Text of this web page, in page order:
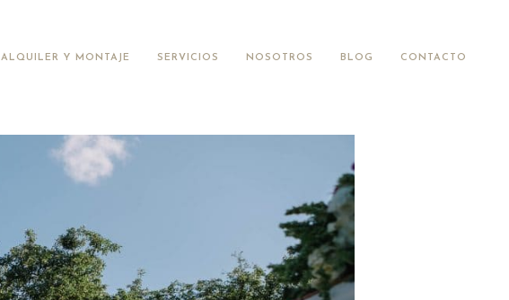
ALQUILER Y MONTAJE SERVICIOS NOSOTROS BLOG CONTACTO